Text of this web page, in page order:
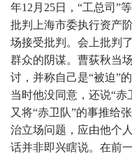
年12月25日，“工总司”
批判上海市委执行资产
场接受批判。会上批判
群众的阴谋。曹荻秋当
讨，并称自己是“被迫”
当时他没同意，还说“赤
又将“赤卫队”的事推给
治立场问题，应由他个
话并非即兴瞎说。在前